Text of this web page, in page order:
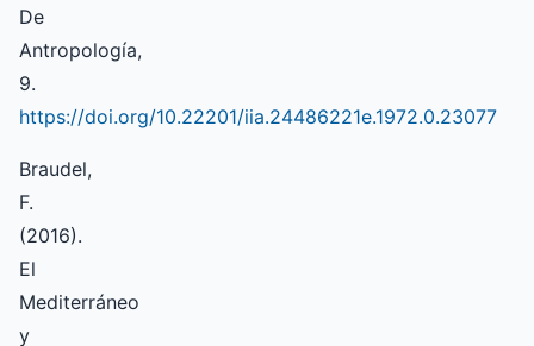
De
Antropología,
9.
https://doi.org/10.22201/iia.24486221e.1972.0.23077
Braudel,
F.
(2016).
El
Mediterráneo
y